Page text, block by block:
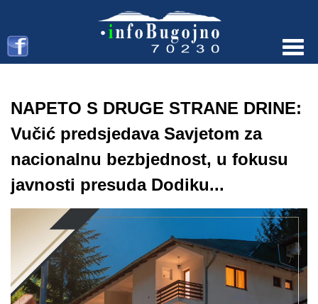
NAPETO S DRUGE STRANE DRINE:
Vučić predsjedava Savjetom za
nacionalnu bezbjednost, u fokusu
javnosti presuda Dodiku...